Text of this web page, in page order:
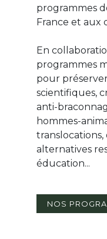
programmes
France et aux
En
programmes
pour
scientifiques,
anti-
hommes-
alternatives
éducation...
Bouton 1
NOS